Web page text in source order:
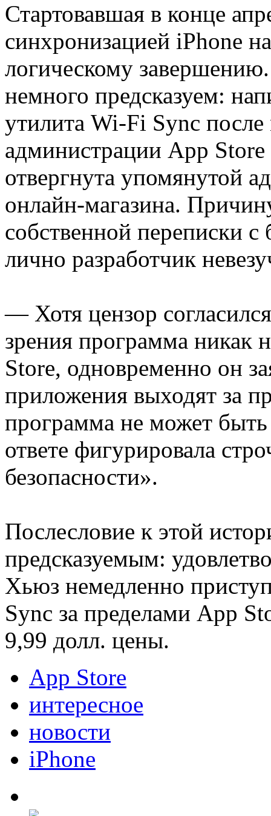
Стартовавшая в конце
синхронизацией iPhone
логическому
немного предсказуем:
утилита Wi-Fi Sync
администрации App
отвергнута упомянутой
онлайн-магазина.
собственной переписки
лично разработчик
— Хотя цензор
зрения программа никак
Store, одновременно он
приложения выходят за
программа не может быть
ответе фигурировала
безопасности».
Послесловие к этой
предсказуемым:
Хьюз немедленно
Sync за пределами App
9,99 долл. цены.
App Store
интересное
новости
iPhone